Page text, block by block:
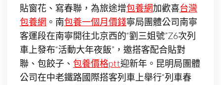
貼窗花、寫春聯，為旅途增包養網加歡喜台灣
包養網 。南包養一個月價錢寧局團體公司南寧
客運段在南寧開往北京西的“劉三姐號”Z6次列
車上發布“活動大年夜飯”，邀搭客配合貼對
聯、包餃子、 包養價格ptt迎新年。昆明局團體
公司在中老鐵路國際搭客列車上舉行“列車春